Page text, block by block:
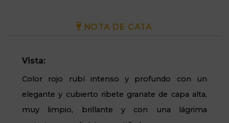
NOTA DE CATA
Vista:
Color rojo rubí intenso y profundo con un
elegante y cubierto ribete granate de capa alta,
muy limpio, brillante y con una lágrima